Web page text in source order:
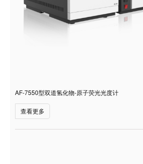
AF-7550型双道氢化物-原子荧光光度计
查看更多